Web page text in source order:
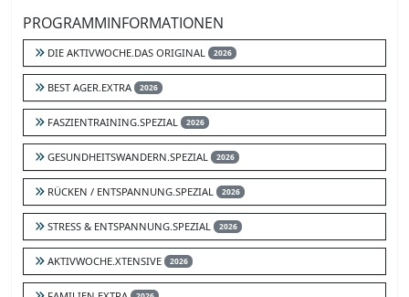
PROGRAMMINFORMATIONEN
DIE AKTIVWOCHE.DAS ORIGINAL 2026
BEST AGER.EXTRA 2026
FASZIENTRAINING.SPEZIAL 2026
GESUNDHEITSWANDERN.SPEZIAL 2026
RÜCKEN / ENTSPANNUNG.SPEZIAL 2026
STRESS & ENTSPANNUNG.SPEZIAL 2026
AKTIVWOCHE.XTENSIVE 2026